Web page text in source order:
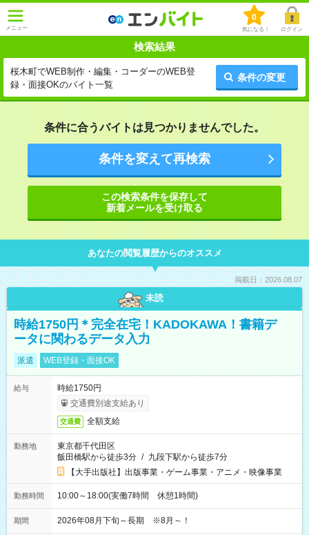
メニュー
0
気になる！ ログイン
検索結果
桜木町でWEB制作・編集・コーダーのWEB登
録・面接OKのバイト一覧
条件の変更
条件に合うバイトは見つかりませんでした。
条件を変えて再検索
この検索条件を保存して
新着メールを受け取る
あなたの閲覧履歴からのオススメ
掲載日：2026.08.07
未読
時給1750円＊完全在宅！KADOKAWA！書籍デ
ータに関わるデータ入力
派遣 WEB登録・面接OK
給与
時給1750円
交通費別途支給あり
交通費 全額支給
勤務地
東京都千代田区
飯田橋駅から徒歩3分 / 九段下駅から徒歩7分
【大手出版社】出版事業・ゲーム事業・アニメ・映像事業
勤務時間 10:00～18:00(実働7時間 休憩1時間)
期間 2026年08月下旬～長期 ※8月～！